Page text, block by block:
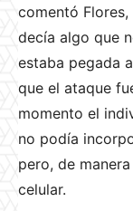
comentó
decía algo que
estaba pegada
que el ataque
momento el
no podía
pero, de
celular.